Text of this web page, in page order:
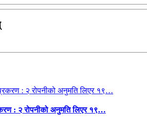
: २ रोपनीको अनुमति लिएर १९…